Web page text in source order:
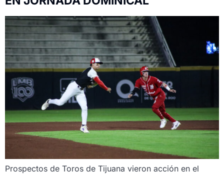
Prospectos de Toros de Tijuana vieron acción en el